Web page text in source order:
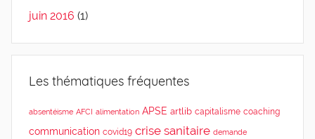
juin 2016 (1)
Les thématiques fréquentes
absentéisme AFCI alimentation APSE artlib capitalisme coaching
communication covid19 crise sanitaire demande